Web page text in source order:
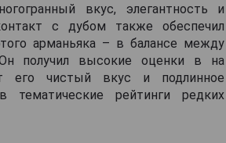
вкус, элегантность и
с дубом также обеспечил
арманьяка – в балансе между
получил высокие оценки в на
его чистый вкус и подлинное
тематические рейтинги редких